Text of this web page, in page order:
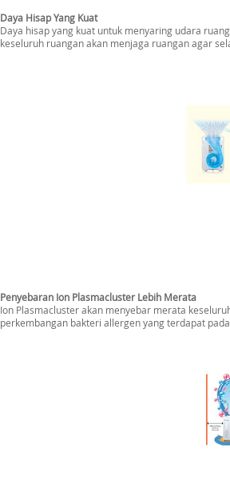
Daya Hisap Yang Kuat
Daya hisap yang kuat untuk menyaring udara
keseluruh ruangan akan menjaga ruangan agar
Penyebaran Ion Plasmacluster Lebih Merata
Ion Plasmacluster akan menyebar merata
perkembangan bakteri allergen yang terdapat